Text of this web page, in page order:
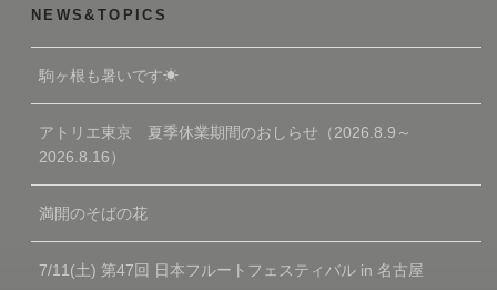
NEWS&TOPICS
駒ヶ根も暑いです☀
アトリエ東京 夏季休業期間のおしらせ（2026.8.9～
2026.8.16）
満開のそばの花
7/11(土) 第47回 日本フルートフェスティバル in 名古屋